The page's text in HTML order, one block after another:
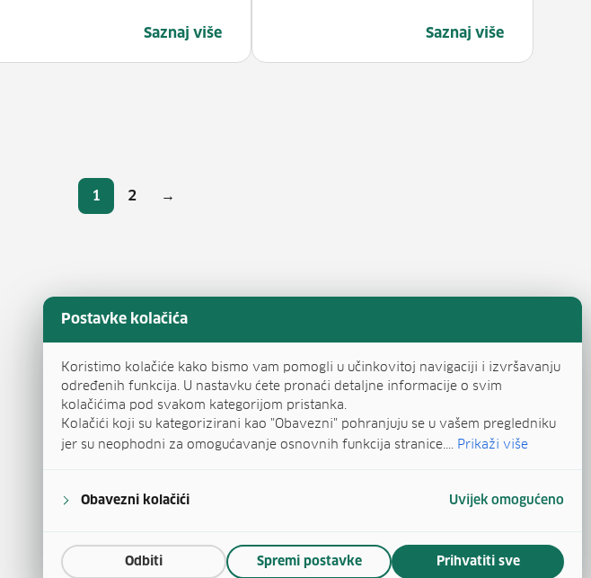
Postavke kolačića
Koristimo kolačiće kako bismo vam pomogli u učinkovitoj navigaciji i izvršavanju
određenih funkcija. U nastavku ćete pronaći detaljne informacije o svim
kolačićima pod svakom kategorijom pristanka.
Kolačići koji su kategorizirani kao "Obavezni" pohranjuju se u vašem pregledniku
jer su neophodni za omogućavanje osnovnih funkcija stranice.... Prikaži više
Obavezni kolačići Uvijek omogućeno
Odbiti Spremi postavke Prihvatiti sve
Saznaj više Saznaj više
Brojevi stranica objava
Stranica
1 Stranica
2 →